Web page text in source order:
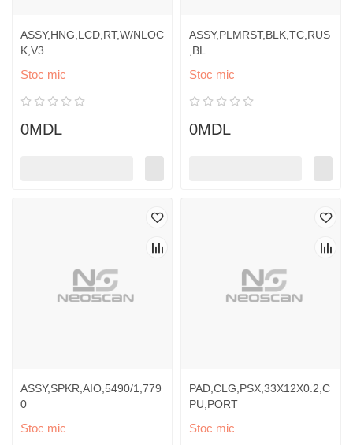
ASSY,HNG,LCD,RT,W/NLOC
K,V3
Stoc mic
0MDL
ASSY,PLMRST,BLK,TC,RUS
,BL
Stoc mic
0MDL
ASSY,SPKR,AIO,5490/1,779
0
Stoc mic
PAD,CLG,PSX,33X12X0.2,C
PU,PORT
Stoc mic